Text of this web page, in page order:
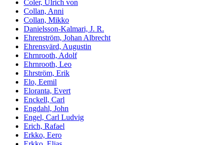
Coler, Ulrich von
Collan, Anni
Collan, Mikko
Danielsson-Kalmari, J. R.
Ehrenström, Johan Albrecht
Ehrensvärd, Augustin
Ehrnrooth, Adolf
Ehrnrooth, Leo
Ehrström, Erik
Elo, Eemil
Eloranta, Evert
Enckell, Carl
Engdahl, John
Engel, Carl Ludvig
Erich, Rafael
Erkko, Eero